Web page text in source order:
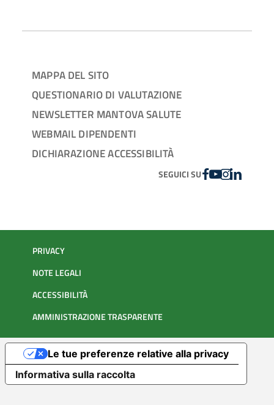
MAPPA DEL SITO
QUESTIONARIO DI VALUTAZIONE
NEWSLETTER MANTOVA SALUTE
WEBMAIL DIPENDENTI
DICHIARAZIONE ACCESSIBILITÀ
SEGUICI SUFACEBOOK
YOUTUBE
INSTAGRAM
LINKEDIN
PRIVACY
NOTE LEGALI
ACCESSIBILITÀ
AMMINISTRAZIONE TRASPARENTE
Informativa sulla raccolta
Le tue preferenze relative alla privacy